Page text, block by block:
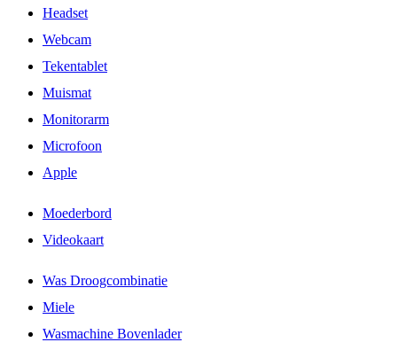
Headset
Webcam
Tekentablet
Muismat
Monitorarm
Microfoon
Apple
Moederbord
Videokaart
Was Droogcombinatie
Miele
Wasmachine Bovenlader